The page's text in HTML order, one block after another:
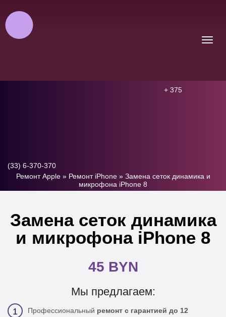
+ 375
(33) 6-370-370
Ремонт Apple» Ремонт iPhone» Замена сеток динамика и
микрофона iPhone 8
Замена сеток динамика
и микрофона iPhone 8
45 BYN
Мы предлагаем:
1 Профессиональный ремонт с гарантией до 12